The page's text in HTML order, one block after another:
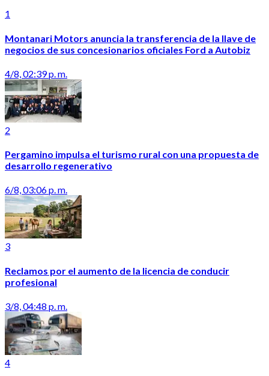
1
Montanari Motors anuncia la transferencia de la llave de
negocios de sus concesionarios oficiales Ford a Autobiz
4/8, 02:39 p. m.
2
Pergamino impulsa el turismo rural con una propuesta de
desarrollo regenerativo
6/8, 03:06 p. m.
3
Reclamos por el aumento de la licencia de conducir
profesional
3/8, 04:48 p. m.
4